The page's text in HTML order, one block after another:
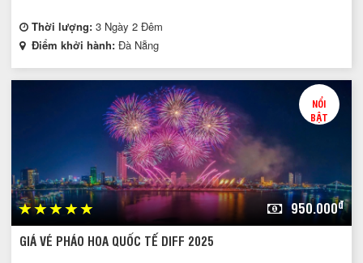
Thời lượng: 3 Ngày 2 Đêm
Điểm khởi hành: Đà Nẵng
NỔI
BẬT
950.000đ
GIÁ VÉ PHÁO HOA QUỐC TẾ DIFF 2025